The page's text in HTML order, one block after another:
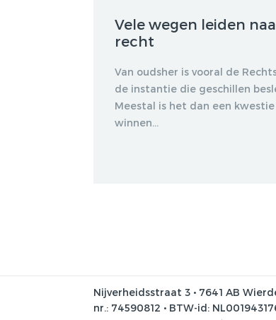
Vele wegen leiden
recht
Van oudsher is vooral de
de instantie die geschillen
Meestal is het dan een kwestie
winnen...
Nijverheidsstraat 3 • 7641 AB
nr.: 74590812 • BTW-id: